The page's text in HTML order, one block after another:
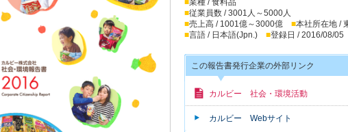
■従業員数 / 3001人～5000人
■売上高 / 1001億～3000億 ■本社所在地 /
■言語 / 日本語(Jpn.) ■登録日 / 2016/08/05
この報告書発行企業の外部リンク
カルビー 社会・環境活動
カルビー Webサイト